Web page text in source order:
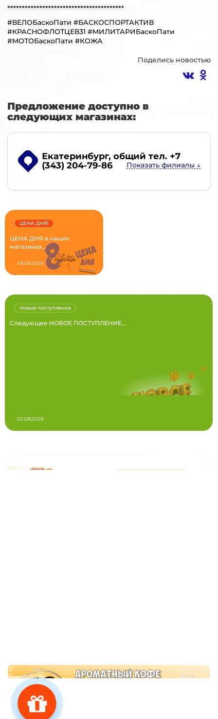
****************************************
#ВЕЛОБаскоПати #БАСКОСПОРТАКТИВ
#КРАСНОФЛОТЦЕВ31 #МИЛИТАРИБаскоПати
#МОТОБаскоПати #КОЖА
Поделись новостью
Предложение доступно в
следующих магазинах:
Екатеринбург, общий тел. +7
(343) 204-79-86
ЦЕНА ДНЯ в наших
магазинах...
ЦЕНА ДНЯ!
08.08.2026
Следующее НОВОЕ ПОСТУПЛЕНИЕ...
Новые поступления
02.08.2026